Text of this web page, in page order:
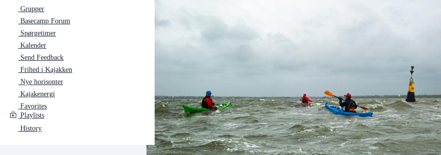
Grupper
Basecamp Forum
Spørgetimer
Kalender
Send Feedback
Frihed i Kajakken
Nye horisonter
Kajakenergi
Favorites
Playlists
History